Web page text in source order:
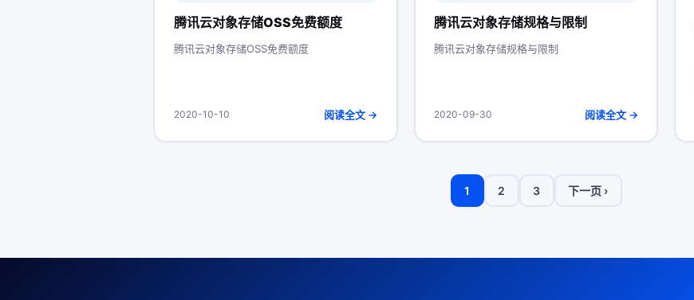
腾讯云对象存储OSS免费额度
腾讯云对象存储OSS免费额度
2020-10-10 阅读全文 →
腾讯云对象存储规格与限制
腾讯云对象存储规格与限制
2020-09-30 阅读全文 →
1 2 3 下一页 ›